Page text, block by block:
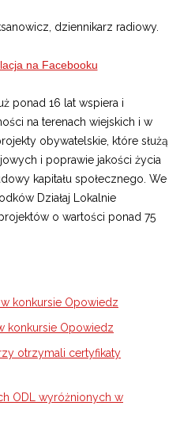
dziennikarz radiowy.
na Facebooku
ponad 16 lat wspiera i
na terenach wiejskich i w
obywatelskie, które służą
i poprawie jakości życia
kapitału społecznego. We
Działaj Lokalnie
o wartości ponad 75